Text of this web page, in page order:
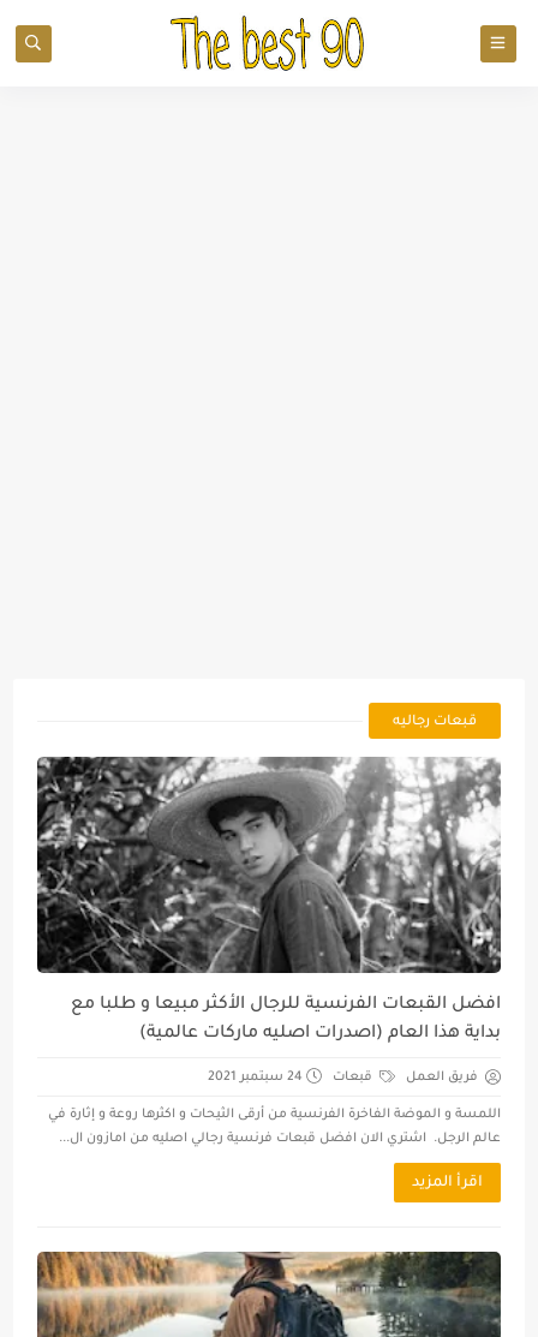
قبعات رجاليه
افضل القبعات الفرنسية للرجال الأكثر مبيعا و طلبا مع
بداية هذا العام (اصدرات اصليه ماركات عالمية)
فريق العمل قبعات 24 سبتمبر 2021
اللمسة و الموضة الفاخرة الفرنسية من أرقى الثيحات و اكثرها روعة و إثارة في
عالم الرجل. اشتري الان افضل قبعات فرنسية رجالي اصليه من امازون ال...
اقرأ المزيد